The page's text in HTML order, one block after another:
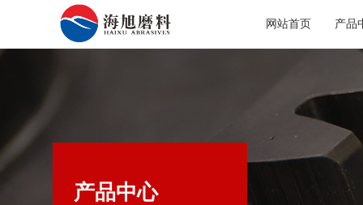
网站首页 产品
产品中心